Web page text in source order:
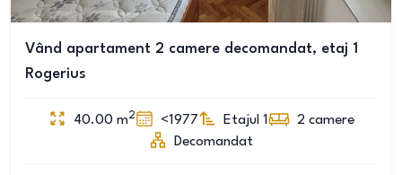
Vând apartament 2 camere decomandat, etaj 1
Rogerius
40.00 m2 <1977 Etajul 1 2 camere
Decomandat